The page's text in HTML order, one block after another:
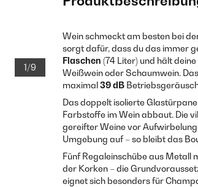
1/9
Wein schmeckt am besten bei
sorgt dafür, dass du das immer
Flaschen (74 Liter) und hält
Weißwein oder Schaumwein.
maximal39 dB
Das doppelt isolierte
Farbstoffe im Wein abbaut. Die
gereifter Weine vor
Umgebung auf – so bleibt das
Fünf Regaleinschübe aus Metall
der Korken – die
eignet sich besonders für